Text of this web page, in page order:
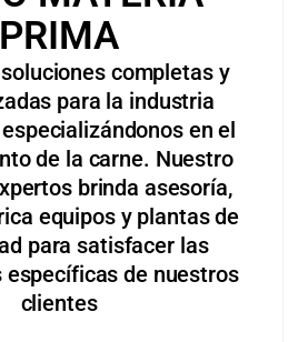
PRIMA
completas y
para la industria
en el
de la carne. Nuestro
brinda asesoría,
equipos y plantas de
para satisfacer las
específicas de nuestros
clientes